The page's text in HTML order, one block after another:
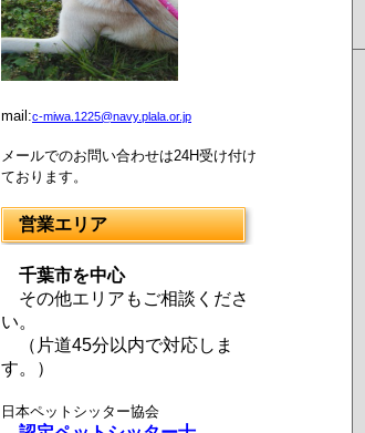
mail:c-miwa.1225@navy.plala.or.jp
メールでのお問い合わせは24H受け付け
ております。
営業エリア
千葉市を中心
その他エリアもご相談くださ
い。
（片道45分以内で対応しま
す。）
日本ペットシッター協会